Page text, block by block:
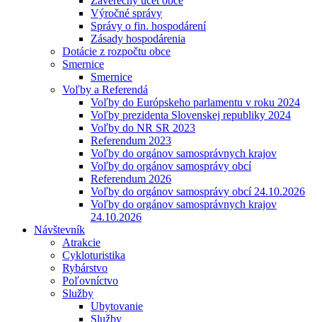
Výročné správy
Správy o fin. hospodárení
Zásady hospodárenia
Dotácie z rozpočtu obce
Smernice
Smernice
Voľby a Referendá
Voľby do Európskeho parlamentu v roku 2024
Voľby prezidenta Slovenskej republiky 2024
Voľby do NR SR 2023
Referendum 2023
Voľby do orgánov samosprávnych krajov
Voľby do orgánov samosprávy obcí
Referendum 2026
Voľby do orgánov samosprávy obcí 24.10.2026
Voľby do orgánov samosprávnych krajov
24.10.2026
Návštevník
Atrakcie
Cykloturistika
Rybárstvo
Poľovníctvo
Služby
Ubytovanie
Služby